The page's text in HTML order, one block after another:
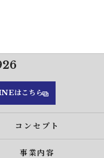
はこちら
コンセプト
事業内容